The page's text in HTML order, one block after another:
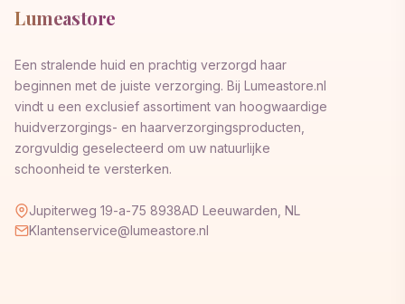
Lumeastore
Een stralende huid en prachtig verzorgd haar
beginnen met de juiste verzorging. Bij Lumeastore.nl
vindt u een exclusief assortiment van hoogwaardige
huidverzorgings- en haarverzorgingsproducten,
zorgvuldig geselecteerd om uw natuurlijke
schoonheid te versterken.
Jupiterweg 19-a-75 8938AD Leeuwarden, NL
Klantenservice@lumeastore.nl